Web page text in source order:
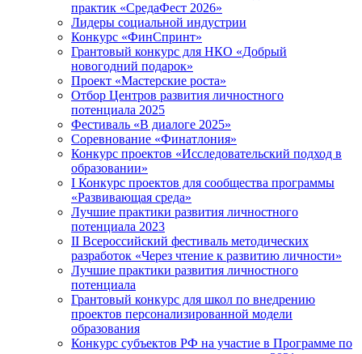
практик «СредаФест 2026»
Лидеры социальной индустрии
Конкурс «ФинСпринт»
Грантовый конкурс для НКО «Добрый
новогодний подарок»
Проект «Мастерские роста»
Отбор Центров развития личностного
потенциала 2025
Фестиваль «В диалоге 2025»
Соревнование «Финатлония»
Конкурс проектов «Исследовательский подход в
образовании»
I Конкурс проектов для сообщества программы
«Развивающая среда»
Лучшие практики развития личностного
потенциала 2023
II Всероссийский фестиваль методических
разработок «Через чтение к развитию личности»
Лучшие практики развития личностного
потенциала
Грантовый конкурс для школ по внедрению
проектов персонализированной модели
образования
Конкурс субъектов РФ на участие в Программе по